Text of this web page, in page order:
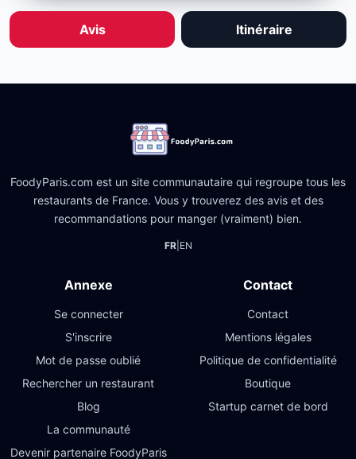
Avis Itinéraire
FoodyParis.com est un site communautaire qui regroupe tous les
restaurants de France. Vous y trouverez des avis et des
recommandations pour manger (vraiment) bien.
FR| EN
Annexe
Se connecter
S'inscrire
Mot de passe oublié
Rechercher un restaurant
Blog
La communauté
Devenir partenaire FoodyParis
Contact
Contact
Mentions légales
Politique de confidentialité
Boutique
Startup carnet de bord